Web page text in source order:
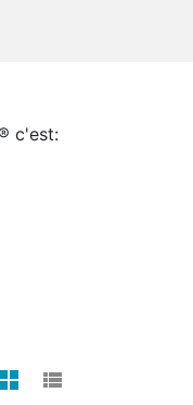
c'est:
viewmode